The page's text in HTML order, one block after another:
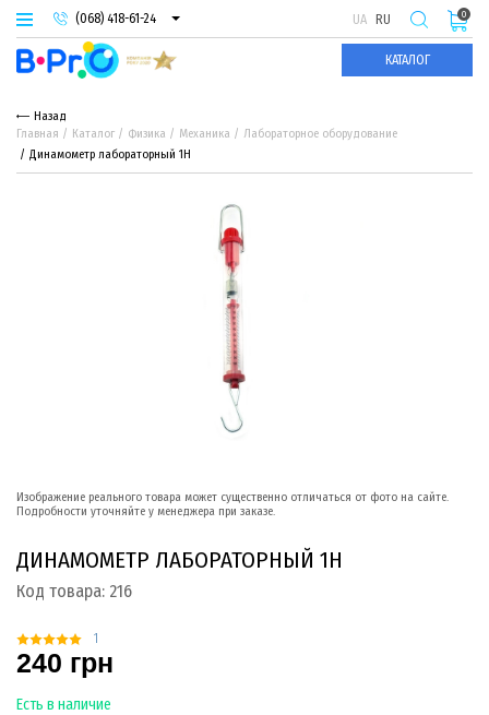
(068) 418-61-24
(093) 974-66-94
(095) 987-29-55
UA RU
КАТАЛОГ
0
Назад
Главная
Каталог Физика Механика
Лабораторное оборудование
Динамометр лабораторный 1Н
Изображение реального товара может существенно отличаться от фото на сайте.
Подробности уточняйте у менеджера при заказе.
ДИНАМОМЕТР ЛАБОРАТОРНЫЙ 1Н
Код товара: 216
1
240 грн
Есть в наличие